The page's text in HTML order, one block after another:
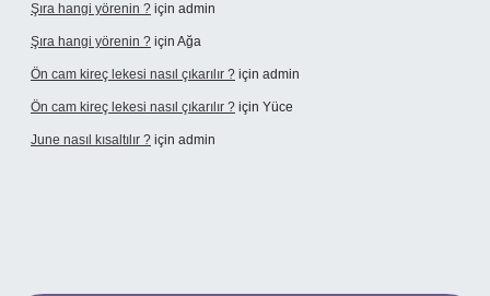
Şıra hangi yörenin ? için admin
Şıra hangi yörenin ? için Ağa
Ön cam kireç lekesi nasıl çıkarılır ? için admin
Ön cam kireç lekesi nasıl çıkarılır ? için Yüce
June nasıl kısaltılır ? için admin